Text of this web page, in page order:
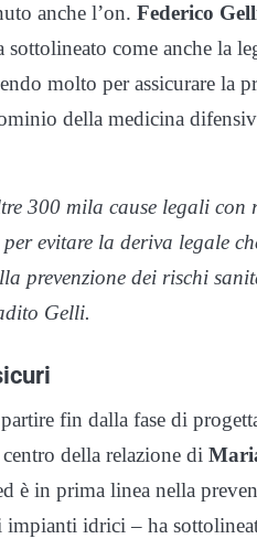
anche l’on. Federico
come anche la
molto per assicurare la
della medicina
300 mila cause legali con
evitare la deriva legale
prevenzione dei rischi
Gelli.
fin dalla fase di
della relazione di
è in prima linea nella
impianti idrici – ha